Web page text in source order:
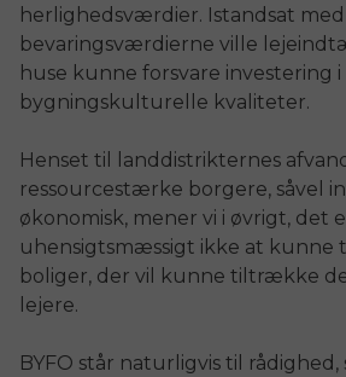
herlighedsværdier. Istandsat
bevaringsværdierne ville
huse kunne forsvare investering i
bygningskulturelle kvaliteter.
Henset til landdistrikternes
ressourcestærke borgere, såvel
økonomisk, mener vi i øvrigt, det
uhensigtsmæssigt ikke at kunne
boliger, der vil kunne tiltrække
lejere.
BYFO står naturligvis til